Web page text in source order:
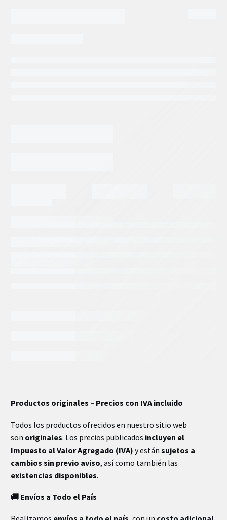
Productos originales – Precios con IVA incluido
Todos los productos ofrecidos en nuestro sitio web
son originales. Los precios publicados incluyen el
Impuesto al Valor Agregado (IVA) y están sujetos a
cambios sin previo aviso, así como también las
existencias disponibles.
🚚 Envíos a Todo el País